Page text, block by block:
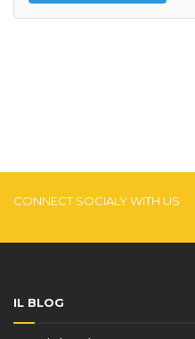
CONNECT SOCIALY WITH US
IL BLOG